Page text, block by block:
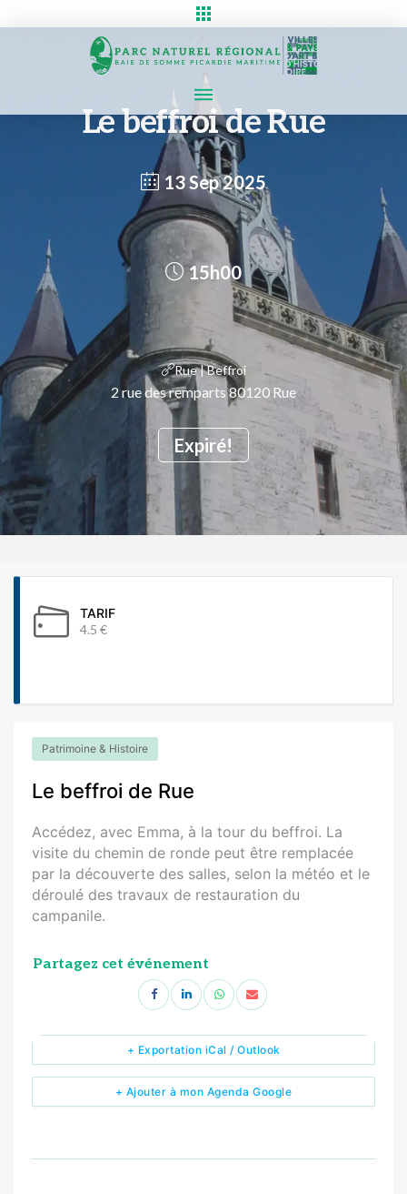
Le beffroi de Rue
13 Sep 2025
Expiré!
15h00
Rue | Beffroi
2 rue des remparts 80120 Rue
TARIF
4.5 €
Patrimoine & Histoire
Le beffroi de Rue
Accédez, avec Emma, à la tour du beffroi. La
visite du chemin de ronde peut être remplacée
par la découverte des salles, selon la météo et le
déroulé des travaux de restauration du
campanile.
Partagez cet événement
+ Ajouter à mon Agenda Google
+ Exportation iCal / Outlook